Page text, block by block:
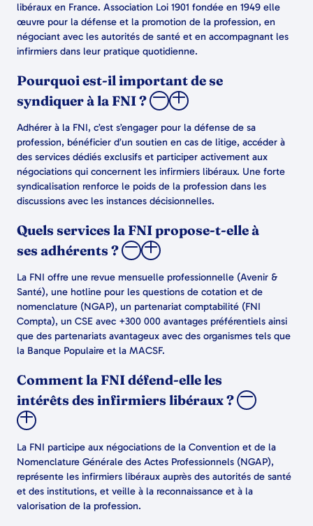
libéraux en France. Association Loi 1901 fondée en 1949 elle
œuvre pour la défense et la promotion de la profession, en
négociant avec les autorités de santé et en accompagnant les
infirmiers dans leur pratique quotidienne.
Pourquoi est-il important de se
syndiquer à la FNI ?
Adhérer à la FNI, c’est s’engager pour la défense de sa
profession, bénéficier d’un soutien en cas de litige, accéder à
des services dédiés exclusifs et participer activement aux
négociations qui concernent les infirmiers libéraux. Une forte
syndicalisation renforce le poids de la profession dans les
discussions avec les instances décisionnelles.
Quels services la FNI propose-t-elle à
ses adhérents ?
La FNI offre une revue mensuelle professionnelle (Avenir &
Santé), une hotline pour les questions de cotation et de
nomenclature (NGAP), un partenariat comptabilité (FNI
Compta), un CSE avec +300 000 avantages préférentiels ainsi
que des partenariats avantageux avec des organismes tels que
la Banque Populaire et la MACSF.
Comment la FNI défend-elle les
intérêts des infirmiers libéraux ?
La FNI participe aux négociations de la Convention et de la
Nomenclature Générale des Actes Professionnels (NGAP),
représente les infirmiers libéraux auprès des autorités de santé
et des institutions, et veille à la reconnaissance et à la
valorisation de la profession.